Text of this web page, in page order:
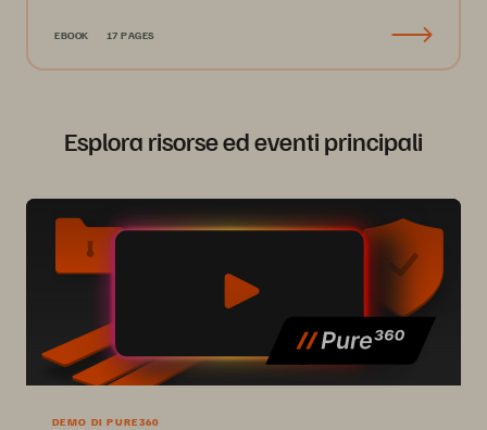
EBOOK 17 PAGES
Esplora risorse ed eventi principali
DEMO DI PURE360